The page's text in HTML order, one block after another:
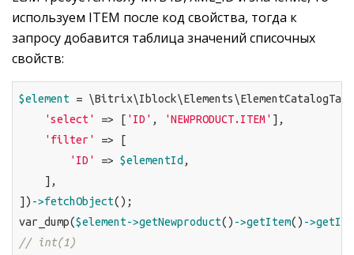
используем ITEM после код свойства, тогда к
запросу добавится таблица значений списочных
свойств:
$element =
'select'
=> [ 'ID' , 'NEWPRODUCT.ITEM' ],
'filter'
=> [
'ID'
=> $elementId ,
    ],
]) ->fetchObject();
var_dump($element->getNewproduct() ->getItem() ->getId
// int(1)